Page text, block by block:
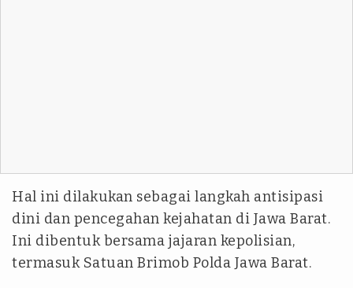
Hal ini dilakukan sebagai langkah antisipasi
dini dan pencegahan kejahatan di Jawa Barat.
Ini dibentuk bersama jajaran kepolisian,
termasuk Satuan Brimob Polda Jawa Barat.